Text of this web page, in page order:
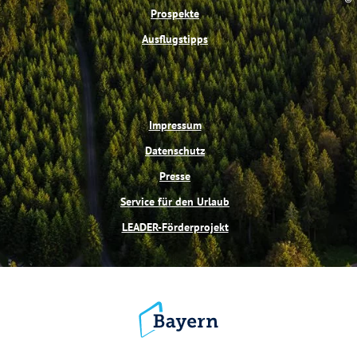
Prospekte
Ausflugstipps
Impressum
Datenschutz
Presse
Service für den Urlaub
LEADER-Förderprojekt